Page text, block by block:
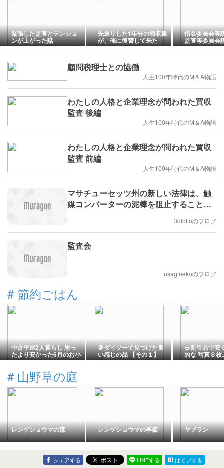
緊張した監査とテンショ
ンが上がった話
先送りした1年分の領収書
が、俺に復讐して来た
指名委員会等
監査等委員会
監査役を設置
はなぜ？
顧問税理士との協働
人生100年時代のM＆A物語
わたしの人格と企業理念が問われた買収
監査 後編
人生100年時代のM＆A物語
わたしの人格と企業理念が問われた買収
監査 前編
人生100年時代のM＆A物語
マサチューセッツ州の新しい法律は、触
媒コンバーターの泥棒を阻止することを
3dlottoのブログ
監査会
usaginekoのブログ
# 節約ごはん
中古平屋2人暮らし 思っ
たより安かった6月のお小
遣いを除く全支出＆晩ご
🍨ダイソーで見つけた良
い感じの品 【その１】
🥗割引品で安
的な 写真８枚
# 山野草の庭
レンゲショウマの森 レンゲショウマの季節 ヤブラン
シェアする LINEする
はてブする